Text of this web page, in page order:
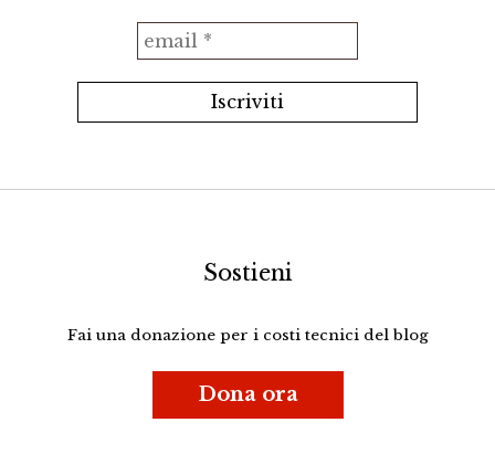
Sostieni
Fai una donazione per i costi tecnici del blog
Dona ora